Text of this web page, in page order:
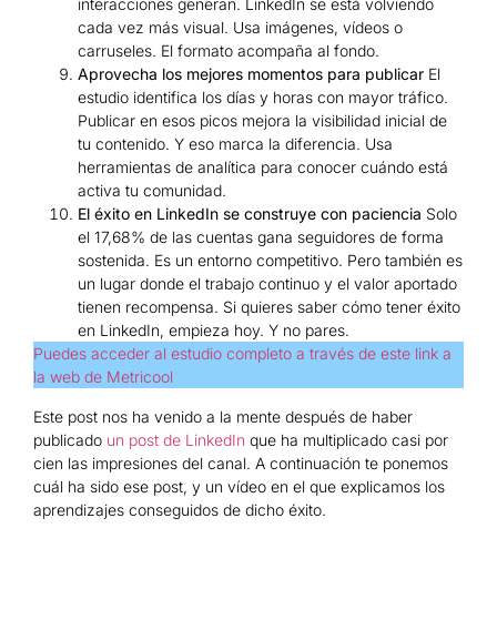
interacciones generan. LinkedIn se está volviendo
cada vez más visual. Usa imágenes, vídeos o
carruseles. El formato acompaña al fondo.
Aprovecha los mejores momentos para publicar El
estudio identifica los días y horas con mayor tráfico.
Publicar en esos picos mejora la visibilidad inicial de
tu contenido. Y eso marca la diferencia. Usa
herramientas de analítica para conocer cuándo está
activa tu comunidad.
El éxito en LinkedIn se construye con paciencia Solo
el 17,68% de las cuentas gana seguidores de forma
sostenida. Es un entorno competitivo. Pero también es
un lugar donde el trabajo continuo y el valor aportado
tienen recompensa. Si quieres saber cómo tener éxito
en LinkedIn, empieza hoy. Y no pares.
Puedes acceder al estudio completo a través de este link a
la web de Metricool
Este post nos ha venido a la mente después de haber
publicado un post de LinkedIn que ha multiplicado casi por
cien las impresiones del canal. A continuación te ponemos
cuál ha sido ese post, y un vídeo en el que explicamos los
aprendizajes conseguidos de dicho éxito.